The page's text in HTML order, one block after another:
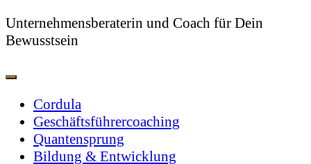
Unternehmensberaterin und Coach für Dein
Bewusstsein
Cordula
Geschäftsführercoaching
Quantensprung
Bildung & Entwicklung